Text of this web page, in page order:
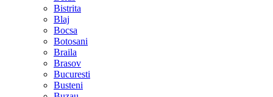
Bistrita
Blaj
Bocsa
Botosani
Braila
Brasov
Bucuresti
Busteni